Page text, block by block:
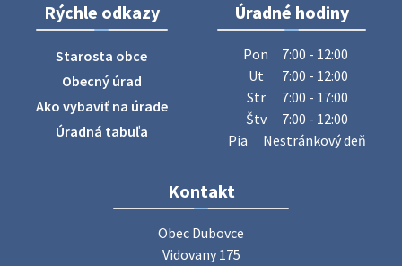
ZBER ŽELEZA
Obecný úrad oznamuje občanom, že v stredu 29. júla 2026
sa v našej obci uskutoční zber železa. Pracovníci Obecného
úradu budú od 8.00 hod. prechádzať obcou a zbierať
železný odpad …
27. júla 2026 06:31
Zájazd do Veľkého Medera
Základná organizácia Únie žien Slovenska Dubovce
srdečne pozýva svoje členky, ich rodinných príslušníkov aj
priateľov na jednodňový zájazd na termálne kúpalisko
Rýchle odkazy
Starosta obce
Obecný úrad
Ako vybaviť na úrade
Úradná tabuľa
Úradné hodiny
Pon
7:00 - 12:00
Ut
7:00 - 12:00
Str
7:00 - 17:00
Štv
7:00 - 12:00
Pia
Nestránkový deň
Kontakt
Obec Dubovce
Vidovany 175